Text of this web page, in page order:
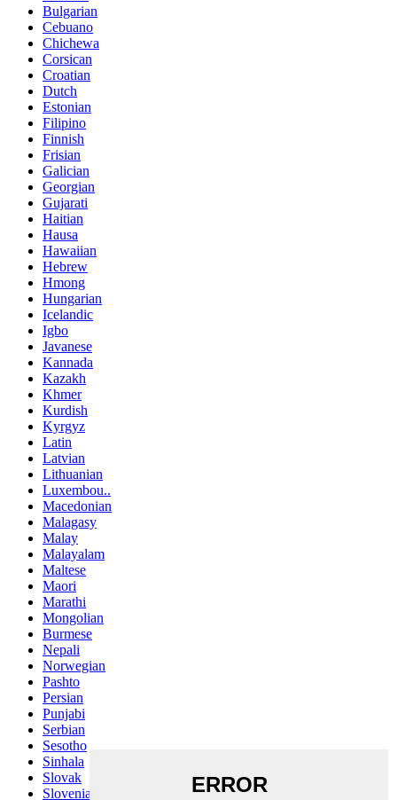
Bulgarian
Cebuano
Chichewa
Corsican
Croatian
Dutch
Estonian
Filipino
Finnish
Frisian
Galician
Georgian
Gujarati
Haitian
Hausa
Hawaiian
Hebrew
Hmong
Hungarian
Icelandic
Igbo
Javanese
Kannada
Kazakh
Khmer
Kurdish
Kyrgyz
Latin
Latvian
Lithuanian
Luxembou..
Macedonian
Malagasy
Malay
Malayalam
Maltese
Maori
Marathi
Mongolian
Burmese
Nepali
Norwegian
Pashto
Persian
Punjabi
Serbian
Sesotho
Sinhala
Slovak
Slovenian